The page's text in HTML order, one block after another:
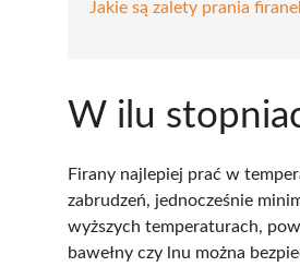
Jakie są zalety prania
W ilu
Firany najlepiej prać w
zabrudzeń, jednocześnie
wyższych temperaturach,
bawełny czy lnu można